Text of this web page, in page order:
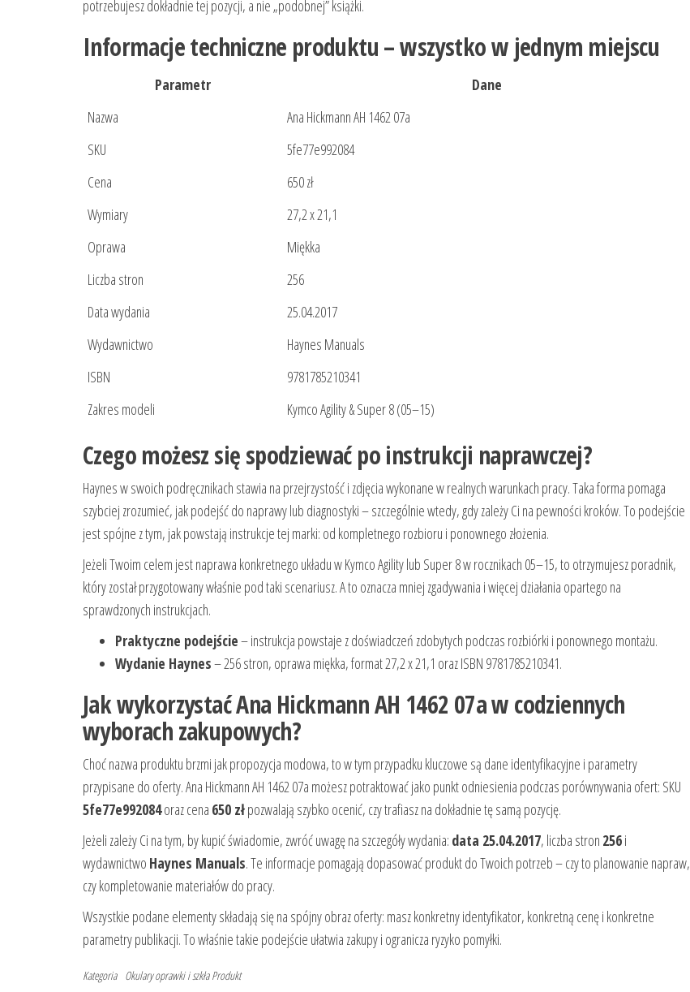
potrzebujesz dokładnie tej pozycji, a nie „podobnej” książki.
Informacje techniczne produktu – wszystko w jednym miejscu
Parametr
Dane
Nazwa
Ana Hickmann AH 1462 07a
SKU
5fe77e992084
Cena
650 zł
Wymiary
27,2 x 21,1
Oprawa
Miękka
Liczba stron
256
Data wydania
25.04.2017
Wydawnictwo
Haynes Manuals
ISBN
9781785210341
Zakres modeli
Kymco Agility & Super 8 (05–15)
Czego możesz się spodziewać po instrukcji naprawczej?
Haynes w swoich podręcznikach stawia na przejrzystość i zdjęcia wykonane w realnych warunkach pracy. Taka forma pomaga
szybciej zrozumieć, jak podejść do naprawy lub diagnostyki – szczególnie wtedy, gdy zależy Ci na pewności kroków. To podejście
jest spójne z tym, jak powstają instrukcje tej marki: od kompletnego rozbioru i ponownego złożenia.
Jeżeli Twoim celem jest naprawa konkretnego układu w Kymco Agility lub Super 8 w rocznikach 05–15, to otrzymujesz poradnik,
który został przygotowany właśnie pod taki scenariusz. A to oznacza mniej zgadywania i więcej działania opartego na
sprawdzonych instrukcjach.
Praktyczne podejście– instrukcja powstaje z doświadczeń zdobytych podczas rozbiórki i ponownego montażu.
Wydanie Haynes– 256 stron, oprawa miękka, format 27,2 x 21,1 oraz ISBN 9781785210341.
Jak wykorzystać Ana Hickmann AH 1462 07a w codziennych
wyborach zakupowych?
Choć nazwa produktu brzmi jak propozycja modowa, to w tym przypadku kluczowe są dane identyfikacyjne i parametry
przypisane do oferty. Ana Hickmann AH 1462 07a możesz potraktować jako punkt odniesienia podczas porównywania ofert: SKU
5fe77e992084oraz cena 650 złpozwalają szybko ocenić, czy trafiasz na dokładnie tę samą pozycję.
Jeżeli zależy Ci na tym, by kupić świadomie, zwróć uwagę na szczegóły wydania: data 25.04.2017, liczba stron 256i
wydawnictwo Haynes Manuals. Te informacje pomagają dopasować produkt do Twoich potrzeb – czy to planowanie napraw,
czy kompletowanie materiałów do pracy.
Wszystkie podane elementy składają się na spójny obraz oferty: masz konkretny identyfikator, konkretną cenę i konkretne
parametry publikacji. To właśnie takie podejście ułatwia zakupy i ogranicza ryzyko pomyłki.
Kategoria Okulary oprawki i szkła Produkt